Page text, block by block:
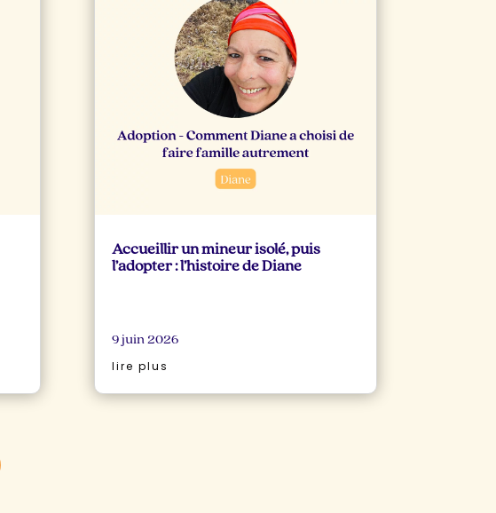
Accueillir un mineur isolé, puis
l’adopter : l’histoire de Diane
9 juin 2026
lire plus